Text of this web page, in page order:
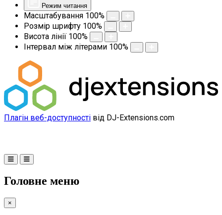
Режим читання
Масштабування 100%
Розмір шрифту 100%
Висота лінії 100%
Інтервал між літерами 100%
Плагін веб-доступності від DJ-Extensions.com
Головне меню
×